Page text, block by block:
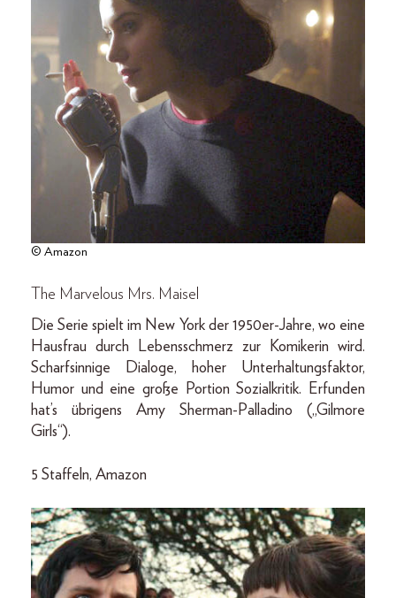
© Amazon
The Marvelous Mrs. Maisel
Die Serie spielt im New York der 1950er-Jahre, wo eine
Hausfrau durch Lebensschmerz zur Komikerin wird.
Scharfsinnige Dialoge, hoher Unterhaltungsfaktor,
Humor und eine große Portion Sozialkritik. Erfunden
hat’s übrigens Amy Sherman-Palladino („Gilmore
Girls“).
5 Staffeln, Amazon